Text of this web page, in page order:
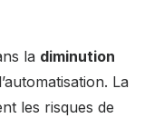
la diminution
La
les risques de